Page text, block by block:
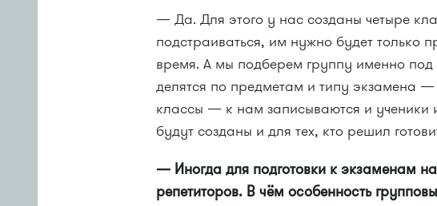
— Да. Для этого у нас созданы четыре
подстраиваться, им нужно будет только
время. А мы подберем группу именно под
делятся по предметам и типу экзамена
классы — к нам записываются и ученики
будут созданы и для тех, кто решил
— Иногда для подготовки к экзаменам
репетиторов. В чём особенность